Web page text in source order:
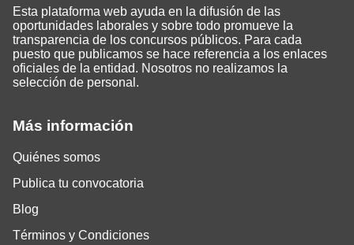
Más información
Quiénes somos
Publica tu convocatoria
Blog
Términos y Condiciones
Esta plataforma web ayuda en la difusión de las
oportunidades laborales y sobre todo promueve la
transparencia de los concursos públicos. Para cada
puesto que publicamos se hace referencia a los enlaces
oficiales de la entidad. Nosotros no realizamos la
selección de personal.